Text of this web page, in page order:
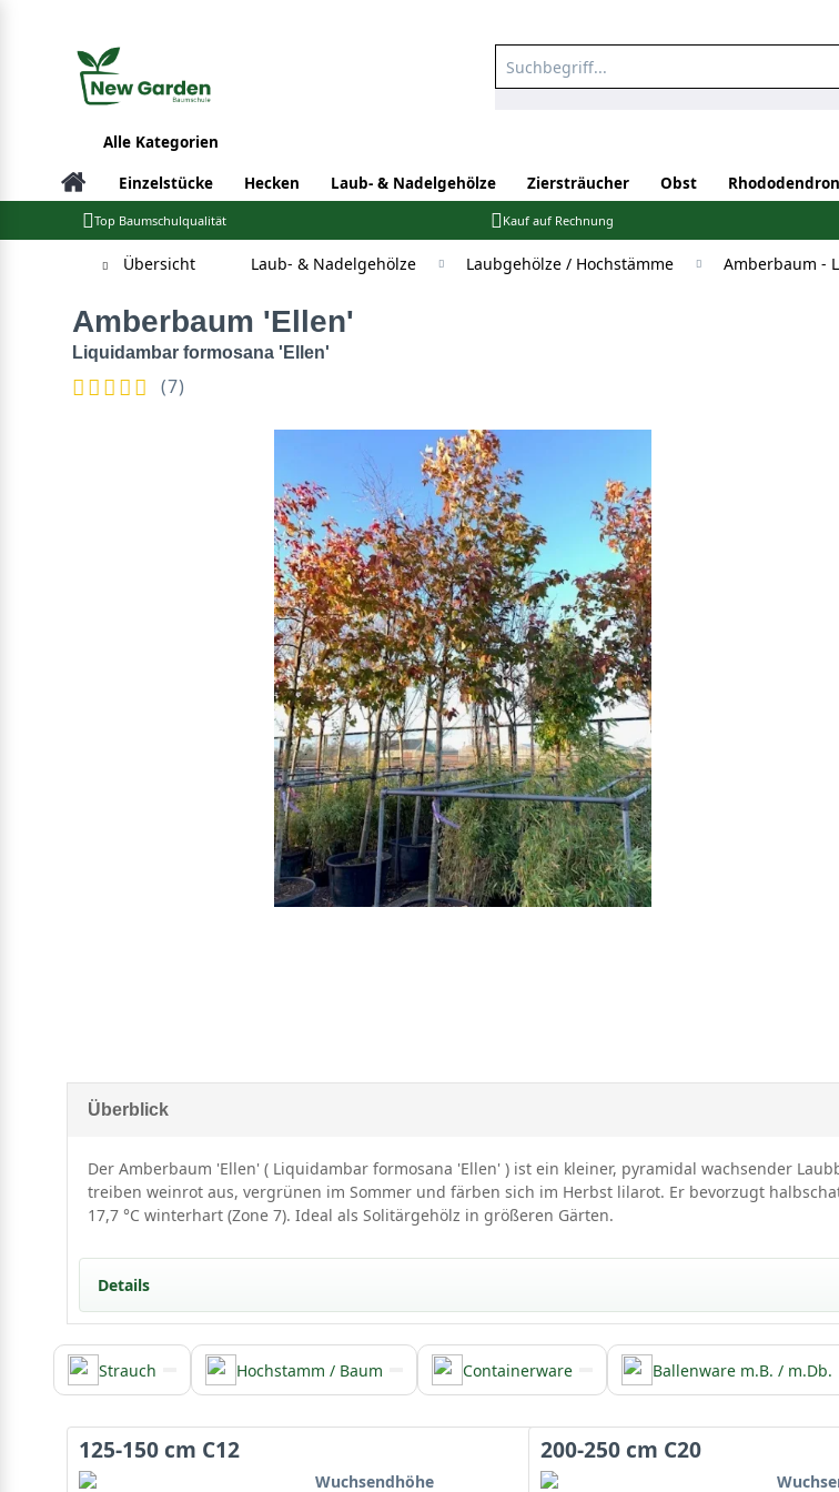
Alle Kategorien
Einzelstücke Hecken Laub- & Nadelgehölze Ziersträucher Obst Rhododendron
Top Baumschulqualität Kauf auf Rechnung
Übersicht Laub- & Nadelgehölze Laubgehölze / Hochstämme Amberbaum -
Amberbaum 'Ellen'
Liquidambar formosana 'Ellen'
(7)
Überblick
Der Amberbaum 'Ellen' ( Liquidambar formosana 'Ellen' ) ist ein kleiner, pyramidal wachsender
treiben weinrot aus, vergrünen im Sommer und färben sich im Herbst lilarot. Er bevorzugt
17,7 °C winterhart (Zone 7). Ideal als Solitärgehölz in größeren Gärten.
Details
Herkunft und Besonderheiten des Amberbaums ’Ellen‘
ist. Der Amberbaum gehört zur Familie der Altingiaceae.
Strauch Hochstamm / Baum Containerware Ballenware m.B. / m.Db.
125-150 cm C12
Wuchsendhöhe
200-250 cm C20